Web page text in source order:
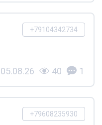
+79104342734
05.08.26 40 1
+79608235930